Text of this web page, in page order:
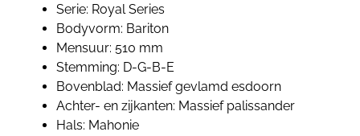
Serie: Royal Series
Bodyvorm: Bariton
Mensuur: 510 mm
Stemming: D-G-B-E
Bovenblad: Massief gevlamd esdoorn
Achter- en zijkanten: Massief palissander
Hals: Mahonie